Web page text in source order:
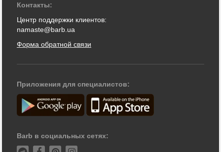
Контакты:
Центр поддержки клиентов:
namaste@barb.ua
Форма обратной связи
Приложения для специалистов:
Barb в социальных сетях: